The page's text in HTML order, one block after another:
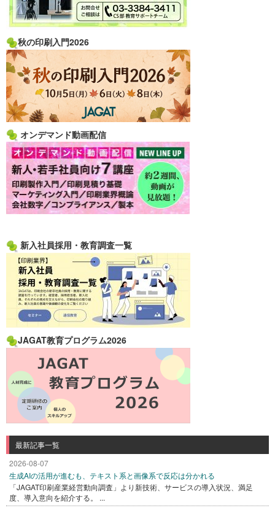
秋の印刷入門2026
オンデマンド動画配信
新入社員採用・教育調査一覧
JAGAT教育プログラム2026
最新記事一覧
2026-08-07
生成AIの活用が進むも、テキスト系と画像系で反応は分かれる
「JAGAT印刷産業経営動向調査」より新技術、サービスの導入状況、満足
度、導入意向を紹介する。 ...